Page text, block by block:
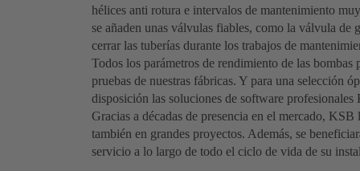
hélices anti rotura e intervalos de mantenimiento
se añaden unas válvulas fiables, como la válvula
cerrar las tuberías durante los trabajos de
Todos los parámetros de rendimiento de las
pruebas de nuestras fábricas. Y para una selección
disposición las soluciones de software
Gracias a décadas de presencia en el mercado,
también en grandes proyectos. Además, se
servicio a lo largo de todo el ciclo de vida de su